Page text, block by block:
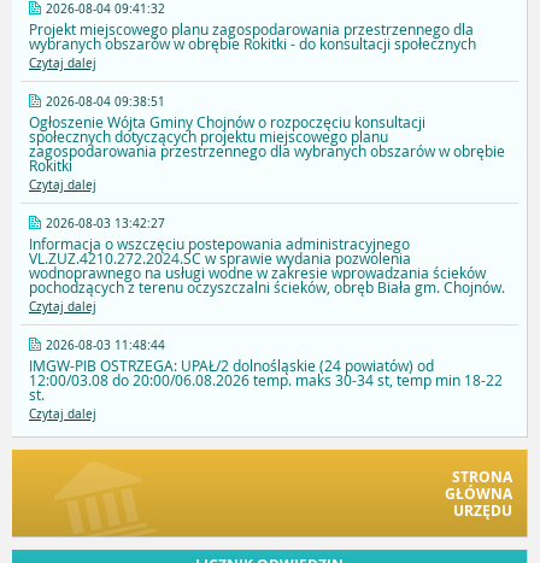
2026-08-04 09:41:32
Projekt miejscowego planu zagospodarowania przestrzennego dla
wybranych obszarów w obrębie Rokitki - do konsultacji społecznych
Czytaj dalej
2026-08-04 09:38:51
Ogłoszenie Wójta Gminy Chojnów o rozpoczęciu konsultacji
społecznych dotyczących projektu miejscowego planu
zagospodarowania przestrzennego dla wybranych obszarów w obrębie
Rokitki
Czytaj dalej
2026-08-03 13:42:27
Informacja o wszczęciu postepowania administracyjnego
VL.ZUZ.4210.272.2024.SC w sprawie wydania pozwolenia
wodnoprawnego na usługi wodne w zakresie wprowadzania ścieków
pochodzących z terenu oczyszczalni ścieków, obręb Biała gm. Chojnów.
Czytaj dalej
2026-08-03 11:48:44
IMGW-PIB OSTRZEGA: UPAŁ/2 dolnośląskie (24 powiatów) od
12:00/03.08 do 20:00/06.08.2026 temp. maks 30-34 st, temp min 18-22
st.
Czytaj dalej
STRONA
GŁÓWNA
URZĘDU